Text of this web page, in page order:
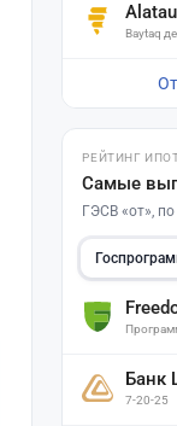
Baytaq
РЕЙТИНГ
Самые
ГЭСВ «от»,
Банк
7-20-25